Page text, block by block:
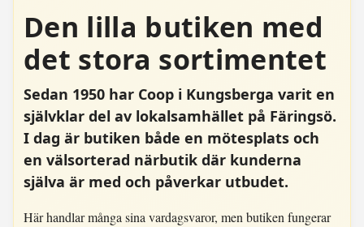
Den lilla butiken med
det stora sortimentet
Sedan 1950 har Coop i Kungsberga varit en
självklar del av lokalsamhället på Färingsö.
I dag är butiken både en mötesplats och
en välsorterad närbutik där kunderna
själva är med och påverkar utbudet.
Här handlar många sina vardagsvaror, men butiken fungerar